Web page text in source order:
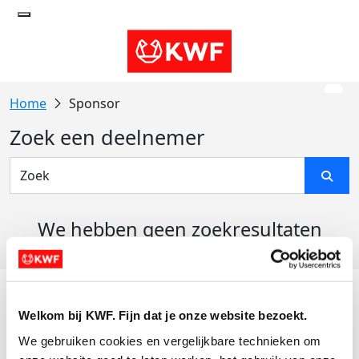
Welkom bij KWF. Fijn dat je onze website bezoekt.
We gebruiken cookies en vergelijkbare technieken om
Sponsor
Zoek een deelnemer
We hebben geen zoekresultaten
Actiematerialen
Evenementen